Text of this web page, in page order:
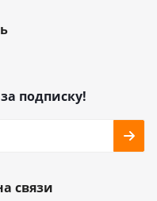
подписку!
связи